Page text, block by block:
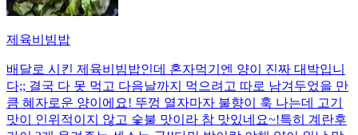
제육비빔밥
배달로 시킨 제육비빔밥인데 혼자먹기엔 양이 진짜 대박입니
다;; 결국 다 못 먹고 다음날까지 먹으려고 따로 남겨두었을 만
큼 혜자로운 양이에요! 뚜껑 열자마자 불향이 훅 나는데 고기
맛이 인위적이지 않고 숯불 맛이라 참 맛있네요~!특히 계란후